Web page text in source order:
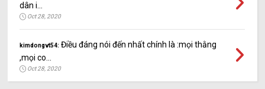
dân i...
Oct 28, 2020
kimdongvt54: Điều đáng nói đến nhất chính là :mọi thằng
,mọi co...
Oct 28, 2020